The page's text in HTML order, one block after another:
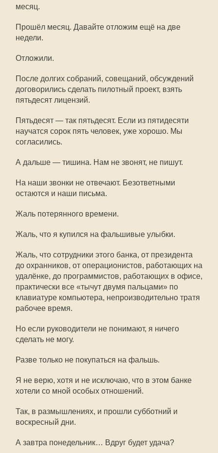
месяц.
Прошёл месяц. Давайте отложим ещё на две
недели.
Отложили.
После долгих собраний, совещаний, обсуждений
договорились сделать пилотный проект, взять
пятьдесят лицензий.
Пятьдесят — так пятьдесят. Если из пятидесяти
научатся сорок пять человек, уже хорошо. Мы
согласились.
А дальше — тишина. Нам не звонят, не пишут.
На наши звонки не отвечают. Безответными
остаются и наши письма.
Жаль потерянного времени.
Жаль, что я купился на фальшивые улыбки.
Жаль, что сотрудники этого банка, от президента
до охранников, от операционистов, работающих на
удалёнке, до программистов, работающих в офисе,
практически все «тычут двумя пальцами» по
клавиатуре компьютера, непроизводительно тратя
рабочее время.
Но если руководители не понимают, я ничего
сделать не могу.
Разве только не покупаться на фальшь.
Я не верю, хотя и не исключаю, что в этом банке
хотели со мной особых отношений.
Так, в размышлениях, и прошли субботний и
воскресный дни.
А завтра понедельник… Вдруг будет удача?